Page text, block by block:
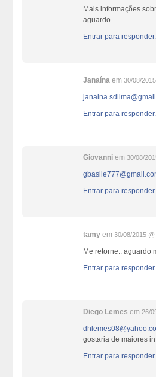
Mais informações
aguardo
Entrar para responder.
Janaína em30/08/
Entrar para responder.
Giovanni em30/08/
Entrar para responder.
tamy em30/08/2015 @
Me retorne.. aguardo
Entrar para responder.
Diego Lemes em 26/
gostaria de maiores
Entrar para responder.